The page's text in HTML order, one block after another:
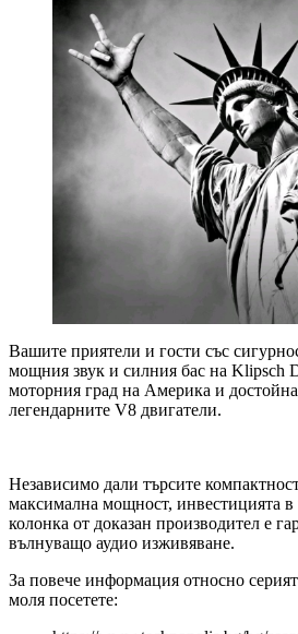
Вашите приятели и гости със
мощния звук и силния бас на Klipsch
моторния град на Америка и достойна
легендарните V8 двигатели.
Независимо дали търсите
максимална мощност, инвестицията в
колонка от доказан производител е
вълнуващо аудио изживяване.
За повече информация относно
моля посетете: